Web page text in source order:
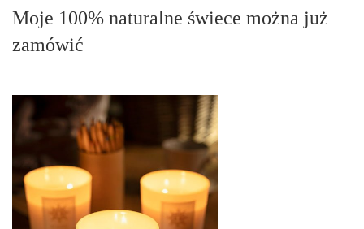
Moje 100% naturalne świece można już
zamówić